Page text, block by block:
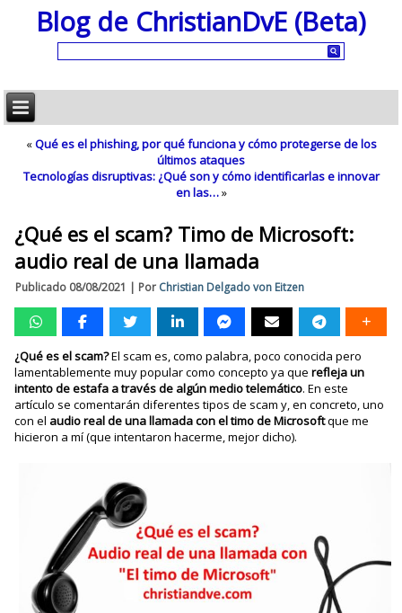
Blog de ChristianDvE (Beta)
«Qué es el phishing, por qué funciona y cómo protegerse de los
últimos ataques
Tecnologías disruptivas: ¿Qué son y cómo identificarlas e innovar
en las…»
¿Qué es el scam? Timo de Microsoft:
audio real de una llamada
Publicado 08/08/2021 | Por Christian Delgado von Eitzen
¿Qué es el scam?El scam es, como palabra, poco conocida pero
lamentablemente muy popular como concepto ya querefleja un
intento de estafa a través de algún medio telemático. En este
artículo se comentarán diferentes tipos de scam y, en concreto, uno
con el audio real de una llamada con el timo de Microsoftque me
hicieron a mí (que intentaron hacerme, mejor dicho).